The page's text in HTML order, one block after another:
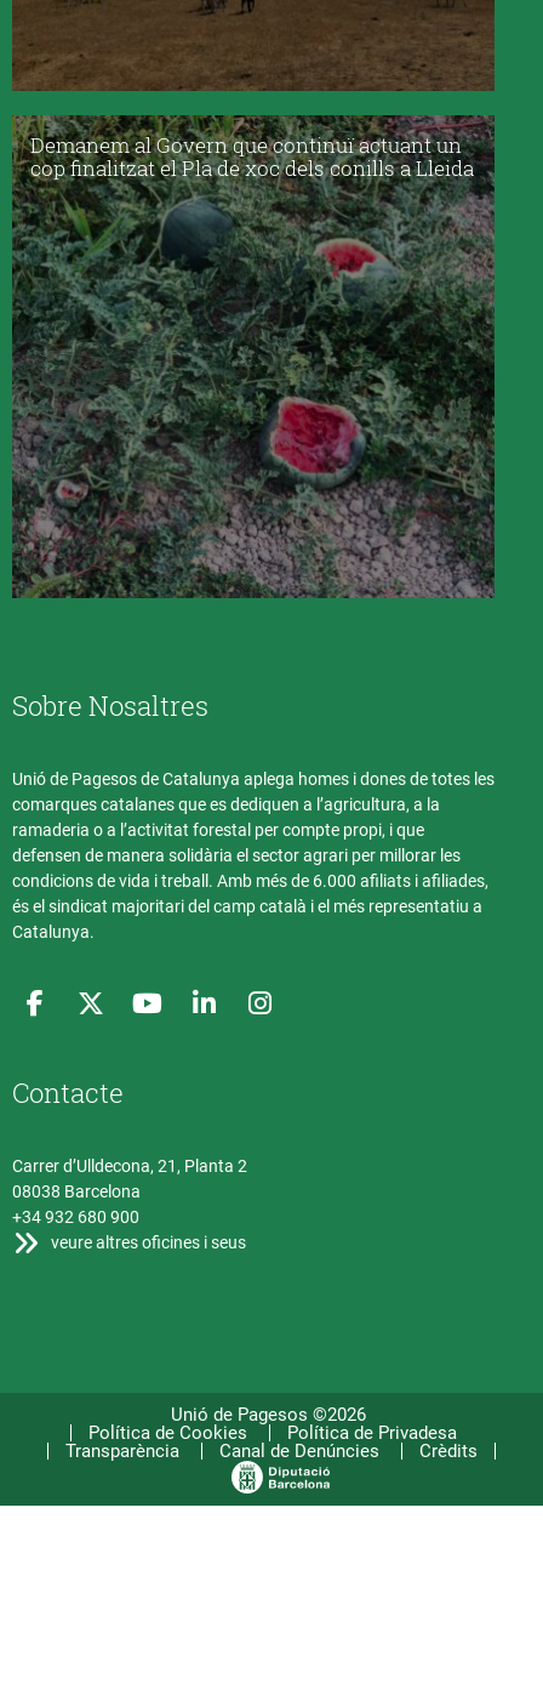
Demanem al Govern que continuï actuant un
cop finalitzat el Pla de xoc dels conills a Lleida
Sobre Nosaltres
Unió de Pagesos de Catalunya aplega homes i dones de totes les
comarques catalanes que es dediquen a l’agricultura, a la
ramaderia o a l’activitat forestal per compte propi, i que
defensen de manera solidària el sector agrari per millorar les
condicions de vida i treball. Amb més de 6.000 afiliats i afiliades,
és el sindicat majoritari del camp català i el més representatiu a
Catalunya.
Contacte
Carrer d’Ulldecona, 21, Planta 2
08038 Barcelona
+34 932 680 900
veure altres oficines i seus
Unió de Pagesos ©2026
Política de Cookies
Política de Privadesa
Transparència
Canal de Denúncies Crèdits